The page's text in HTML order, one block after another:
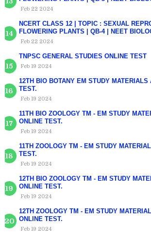
Feb 22 2024
NCERT CLASS 12 | TOPIC : SEXUAL
FLOWERING PLANTS | QB-4 | NEET
Feb 22 2024
TNPSC GENERAL STUDIES ONLINE TEST
Feb 19 2024
12TH BIO BOTANY EM STUDY MATERIALS
TEST.
Feb 19 2024
11TH BIO ZOOLOGY TM - EM STUDY
ONLINE TEST.
Feb 19 2024
11TH ZOOLOGY TM - EM STUDY
TEST.
Feb 19 2024
12TH BIO ZOOLOGY TM - EM STUDY
ONLINE TEST.
Feb 19 2024
12TH ZOOLOGY TM - EM STUDY
ONLINE TEST.
Feb 19 2024